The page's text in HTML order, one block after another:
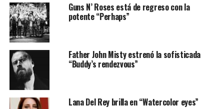
Guns N’ Roses está de regreso con la
potente “Perhaps”
Father John Misty estrenó la sofisticada
“Buddy’s rendezvous”
Lana Del Rey brilla en “Watercolor eyes”